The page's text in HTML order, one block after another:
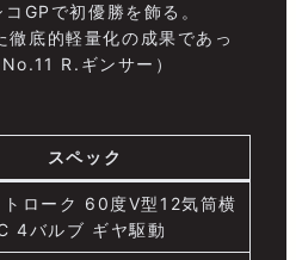
GPで初優勝を飾る。
徹底的軽量化の成果であっ
R.ギンサー）
スペック
ローク 60度V型12気筒横
4バルブ ギヤ駆動